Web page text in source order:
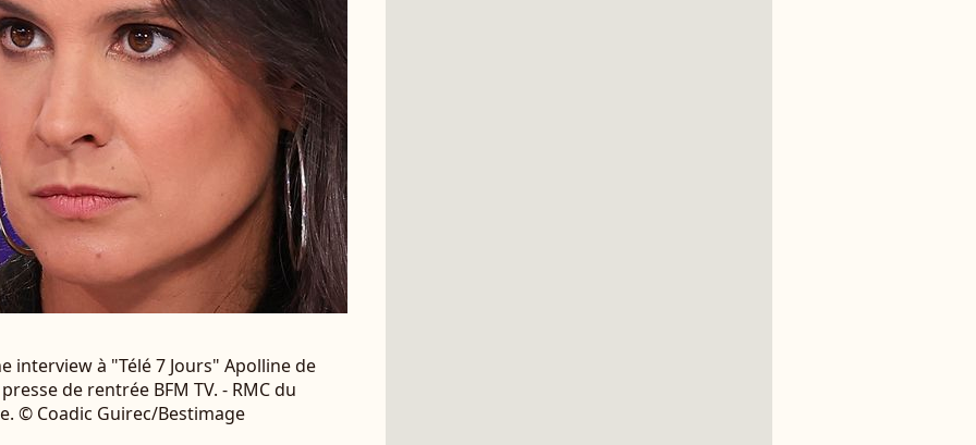
interview à "Télé 7 Jours" Apolline de
de rentrée BFM TV. - RMC du
© Coadic Guirec/Bestimage